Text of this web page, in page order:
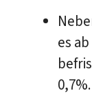
es
0,7%.